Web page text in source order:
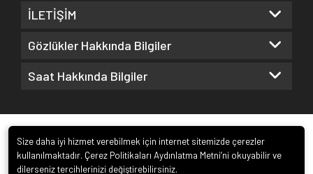
İLETİŞİM
Gözlükler Hakkında Bilgiler
Saat Hakkında Bilgiler
Size daha iyi hizmet verebilmek için internet sitemizde çerezler
kullanılmaktadır. Çerez Politikaları Aydınlatma Metni’ni okuyabilir ve
dilerseniz tercihlerinizi değiştirebilirsiniz.